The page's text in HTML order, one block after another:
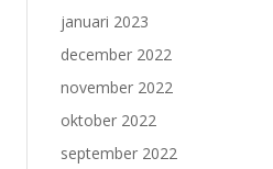
januari 2023
december 2022
november 2022
oktober 2022
september 2022